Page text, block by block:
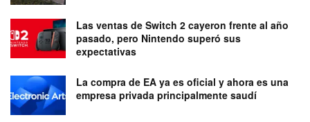
Las ventas de Switch 2 cayeron frente al año
pasado, pero Nintendo superó sus
expectativas
La compra de EA ya es oficial y ahora es una
empresa privada principalmente saudí